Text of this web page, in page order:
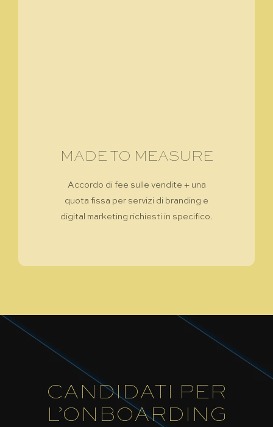
MADE TO MEASURE
Accordo di fee sulle vendite + una
quota fissa per servizi di branding e
digital marketing richiesti in specifico.
CANDIDATI PER
L’ONBOARDING